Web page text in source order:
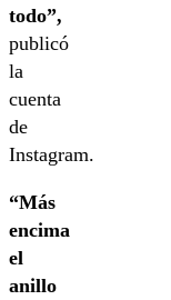
todo”,
publicó
la
cuenta
de
Instagram.
“Más
encima
el
anillo